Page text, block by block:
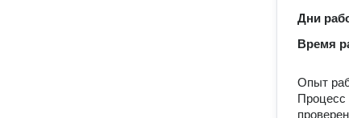
Дни
Время
Опыт
Процесс